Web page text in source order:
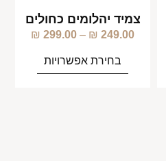
צמיד יהלומים כחולים
249.00
₪
–
299.00
₪
בחירת אפשרויות